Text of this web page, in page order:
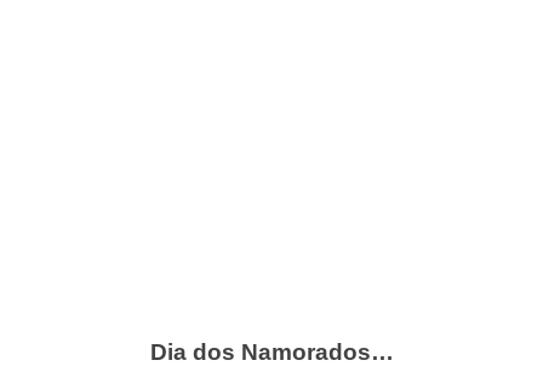
Dia dos Namorados…